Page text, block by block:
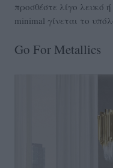
προσθέστε λίγο λευκό
minimal γίνεται το
Go For Metallics